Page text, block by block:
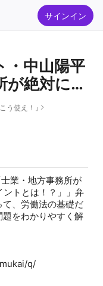
サインイン
・中山陽平
が絶対に抑
のポイン
う使え！』
業・地方事務所が
トとは！？」」弁
、労働法の基礎だ
をわかりやすく解
q/